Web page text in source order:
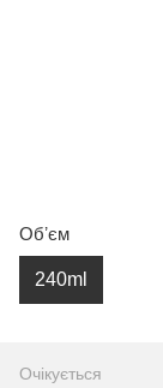
Обʼєм
240ml
Очікується